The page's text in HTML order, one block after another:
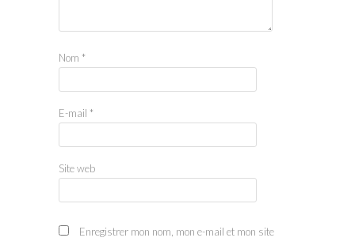
Nom *
E-mail *
Site web
Enregistrer mon nom, mon e-mail et mon site